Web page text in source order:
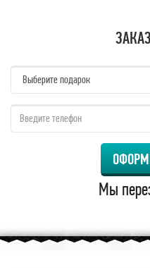
Мы